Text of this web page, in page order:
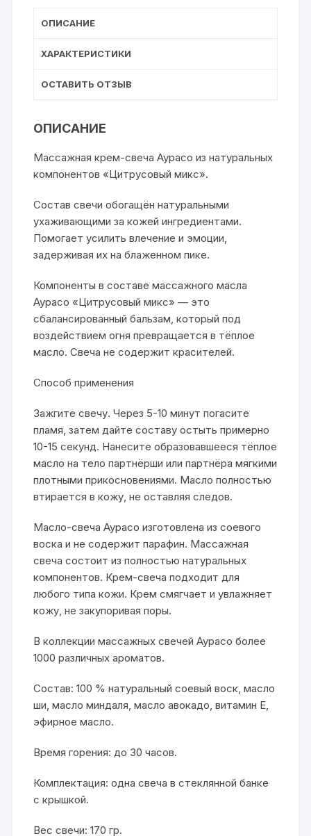
ОПИСАНИЕ
ХАРАКТЕРИСТИКИ
ОСТАВИТЬ ОТЗЫВ
ОПИСАНИЕ
Массажная крем-свеча Аурасо из натуральных
компонентов «Цитрусовый микс».
Состав свечи обогащён натуральными
ухаживающими за кожей ингредиентами.
Помогает усилить влечение и эмоции,
задерживая их на блаженном пике.
Компоненты в составе массажного масла
Аурасо «Цитрусовый микс» — это
сбалансированный бальзам, который под
воздействием огня превращается в тёплое
масло. Свеча не содержит красителей.
Способ применения
Зажгите свечу. Через 5-10 минут погасите
пламя, затем дайте составу остыть примерно
10-15 секунд. Нанесите образовавшееся тёплое
масло на тело партнёрши или партнёра мягкими
плотными прикосновениями. Масло полностью
втирается в кожу, не оставляя следов.
Масло-свеча Аурасо изготовлена из соевого
воска и не содержит парафин. Массажная
свеча состоит из полностью натуральных
компонентов. Крем-свеча подходит для
любого типа кожи. Крем смягчает и увлажняет
кожу, не закупоривая поры.
В коллекции массажных свечей Аурасо более
1000 различных ароматов.
Состав: 100 % натуральный соевый воск, масло
ши, масло миндаля, масло авокадо, витамин E,
эфирное масло.
Время горения: до 30 часов.
Комплектация: одна свеча в стеклянной банке
с крышкой.
Вес свечи: 170 гр.